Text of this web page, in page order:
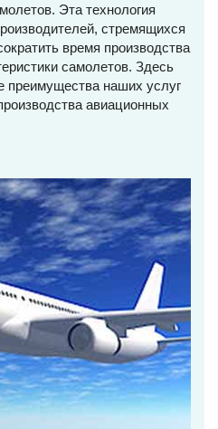
Эта технология
стремящихся
время производства
самолетов. Здесь
наших услуг
авиационных